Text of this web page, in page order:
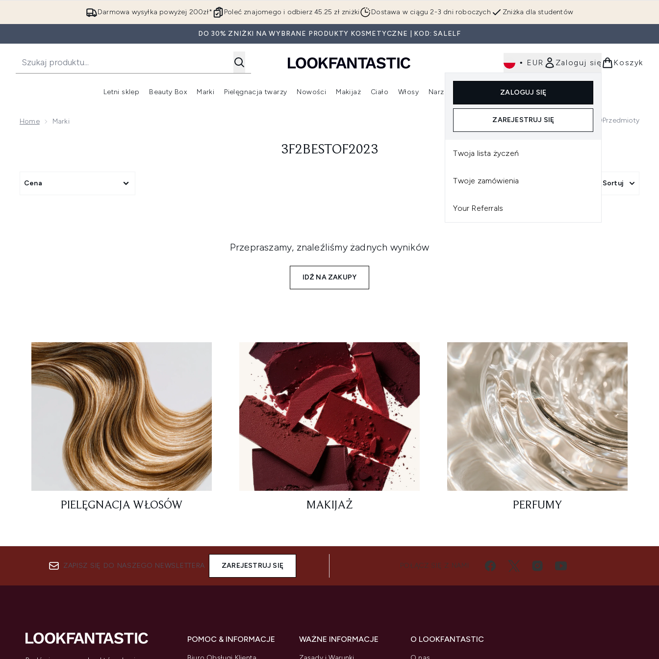
Przejdź do głównej treści
Darmowa wysyłka powyżej 200zł* Zniżka dla studentów
Poleć znajomego i odbierz 45.25 zł zniżki Dostawa w ciągu 2-3 dni roboczych
DO 30% ZNIŻKI NA WYBRANE PRODUKTY KOSMETYCZNE | KOD: SALELF
• EUR Zaloguj się
ZALOGUJ SIĘ
ZAREJESTRUJ SIĘ
Twoja lista życzeń
Twoje zamówienia
Your Referrals
Koszyk
Letni sklep Beauty Box
Wejdź do podmenu (Beauty Box)
Marki
Wejdź do podmenu (Marki)
Pielęgnacja twarzy
Wejdź do podmenu (Pielęgnacja twarzy)
Nowości
Wejdź do podmenu (Nowości)
Makijaż
Wejdź do podmenu (Makijaż)
Ciało Włosy
Wejdź do podmenu (Włosy)
Narzędzia
Wejdź do podmenu (Narzędzia)
Dla mężczyzn
Home Marki 0Przedmioty
3F2BESTOF2023
Cena Sortuj
Przepraszamy, znaleźliśmy żadnych wyników
IDŹ NA ZAKUPY
PIELĘGNACJA WŁOSÓW MAKIJAŻ PERFUMY
ZAPISZ SIĘ DO NASZEGO NEWSLETTERA ZAREJESTRUJ SIĘ POŁĄCZ SIĘ Z NAMI
POMOC & INFORMACJE WAŻNE INFORMACJE O LOOKFANTASTIC